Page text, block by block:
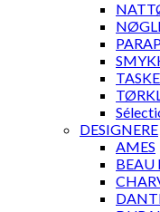
DESIGNERE
AMES
BEAU